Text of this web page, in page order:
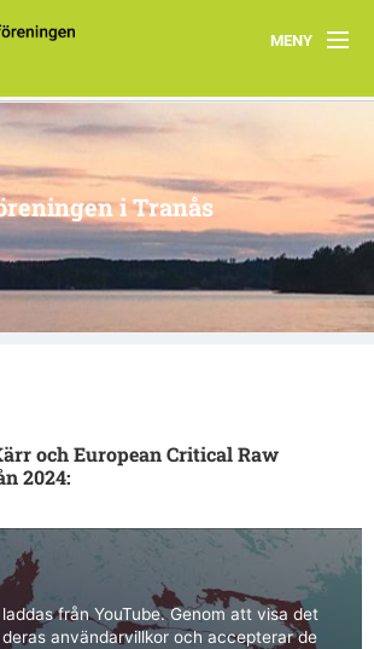
MENY
Hem
Arkiv
i Tranås
och European Critical Raw
2024:
från YouTube. Genom att visa det
användarvillkor och accepterar de